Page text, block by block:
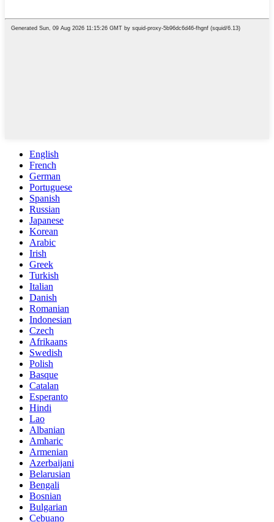
English
French
German
Portuguese
Spanish
Russian
Japanese
Korean
Arabic
Irish
Greek
Turkish
Italian
Danish
Romanian
Indonesian
Czech
Afrikaans
Swedish
Polish
Basque
Catalan
Esperanto
Hindi
Lao
Albanian
Amharic
Armenian
Azerbaijani
Belarusian
Bengali
Bosnian
Bulgarian
Cebuano